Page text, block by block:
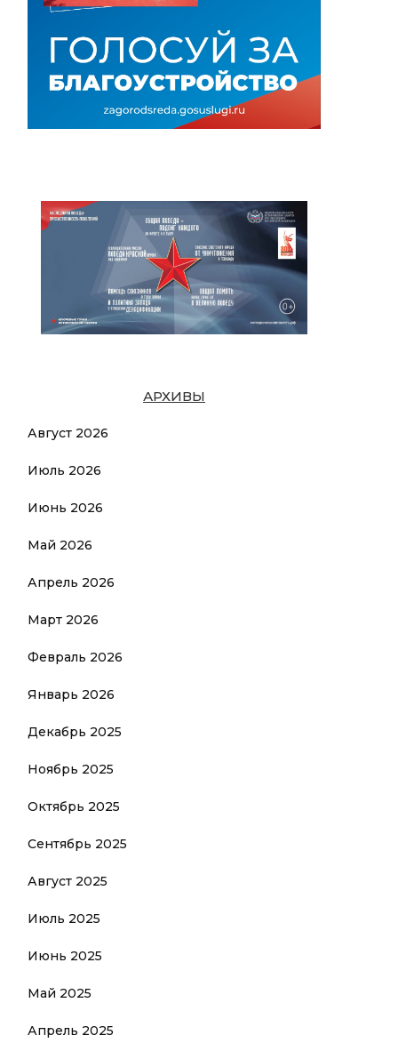
АРХИВЫ
Август 2026
Июль 2026
Июнь 2026
Май 2026
Апрель 2026
Март 2026
Февраль 2026
Январь 2026
Декабрь 2025
Ноябрь 2025
Октябрь 2025
Сентябрь 2025
Август 2025
Июль 2025
Июнь 2025
Май 2025
Апрель 2025